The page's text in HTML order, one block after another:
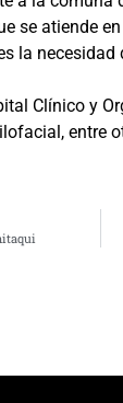
atiende
Clínico y
entre